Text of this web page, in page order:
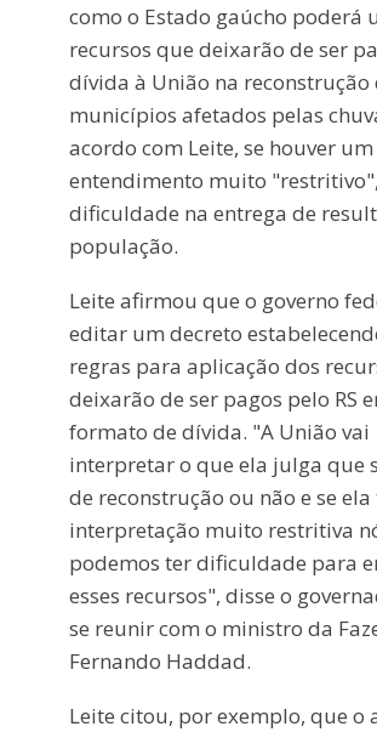
como o Estado gaúcho poderá
recursos que deixarão de ser
dívida à União na reconstrução
municípios afetados pelas
acordo com Leite, se houver um
entendimento muito
dificuldade na entrega de
população.
Leite afirmou que o governo
editar um decreto
regras para aplicação dos
deixarão de ser pagos pelo RS
formato de dívida. "A União vai
interpretar o que ela julga que
de reconstrução ou não e se
interpretação muito restritiva
podemos ter dificuldade para
esses recursos", disse o
se reunir com o ministro da
Fernando Haddad.
Leite citou, por exemplo, que o